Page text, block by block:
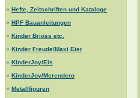
» Hefte, Zeitschriften und Kataloge
» HPF Bauanleitungen
» Kinder Brioss etc.
» Kinder Freude/Maxi Eier
» KinderJoy/Eis
» KinderJoy/Merendero
» Metallfiguren